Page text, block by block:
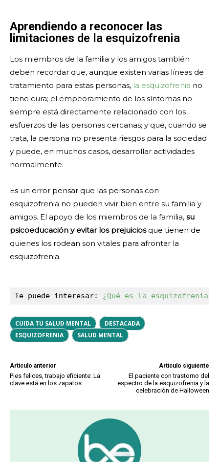
Aprendiendo a reconocer las
limitaciones de la esquizofrenia
Los miembros de la familia y los amigos también
deben recordar que, aunque existen varias líneas de
tratamiento para estas personas, la esquizofrenia no
tiene cura; el empeoramiento de los síntomas no
siempre está directamente relacionado con los
esfuerzos de las personas cercanas; y que, cuando se
trata, la persona no presenta riesgos para la sociedad
y puede, en muchos casos, desarrollar actividades
normalmente.
Es un error pensar que las personas con
esquizofrenia no pueden vivir bien entre su familia y
amigos. El apoyo de los miembros de la familia, su
psicoeducación y evitar los prejuiciosque tienen de
quienes los rodean son vitales para afrontar la
esquizofrenia.
Te puede interesar: ¿Qué es la esquizofrenia
CUIDA TU SALUD MENTAL
DESTACADA
ESQUIZOFRENIA
SALUD MENTAL
Artículo anterior
Pies felices, trabajo eficiente: La
clave está en los zapatos
Artículo siguiente
El paciente con trastorno del
espectro de la esquizofrenia y la
celebración de Halloween